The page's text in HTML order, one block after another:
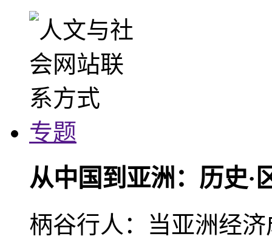
专题
从中国到亚洲：历史·
柄谷行人：当亚洲经